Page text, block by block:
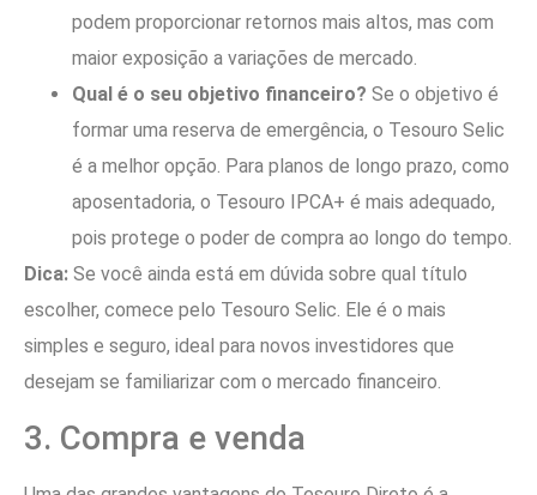
podem proporcionar retornos mais altos, mas com
maior exposição a variações de mercado.
Qual é o seu objetivo financeiro? Se o objetivo é
formar uma reserva de emergência, o Tesouro Selic
é a melhor opção. Para planos de longo prazo, como
aposentadoria, o Tesouro IPCA+ é mais adequado,
pois protege o poder de compra ao longo do tempo.
Dica: Se você ainda está em dúvida sobre qual título
escolher, comece pelo Tesouro Selic. Ele é o mais
simples e seguro, ideal para novos investidores que
desejam se familiarizar com o mercado financeiro.
3. Compra e venda